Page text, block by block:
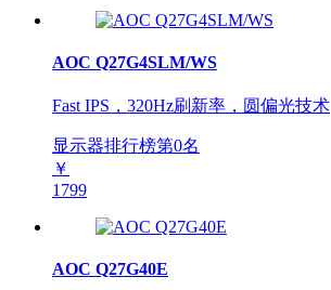
AOC Q27G4SLM/WS
Fast IPS，320Hz刷新率，圆偏光技术
显示器排行榜第0名
￥
1799
AOC Q27G40E